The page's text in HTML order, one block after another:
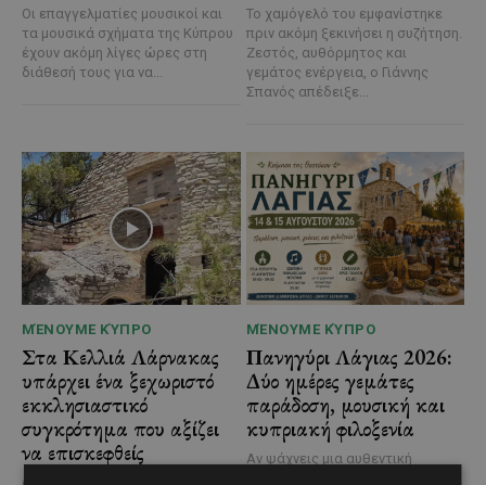
Οι επαγγελματίες μουσικοί και
τα μουσικά σχήματα της Κύπρου
έχουν ακόμη λίγες ώρες στη
διάθεσή τους για να...
Το χαμόγελό του εμφανίστηκε
πριν ακόμη ξεκινήσει η συζήτηση.
Ζεστός, αυθόρμητος και
γεμάτος ενέργεια, ο Γιάννης
Σπανός απέδειξε...
ΜΈΝΟΥΜΕ ΚΎΠΡΟ
Στα Κελλιά Λάρνακας
υπάρχει ένα ξεχωριστό
εκκλησιαστικό
συγκρότημα που αξίζει
να επισκεφθείς
ΜΈΝΟΥΜΕ ΚΎΠΡΟ
Πανηγύρι Λάγιας 2026:
Δύο ημέρες γεμάτες
παράδοση, μουσική και
κυπριακή φιλοξενία
Αν ψάχνεις μια αυθεντική